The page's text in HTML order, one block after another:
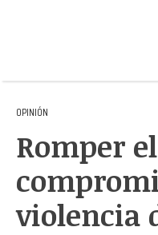
OPINIÓN
Romper
violencia